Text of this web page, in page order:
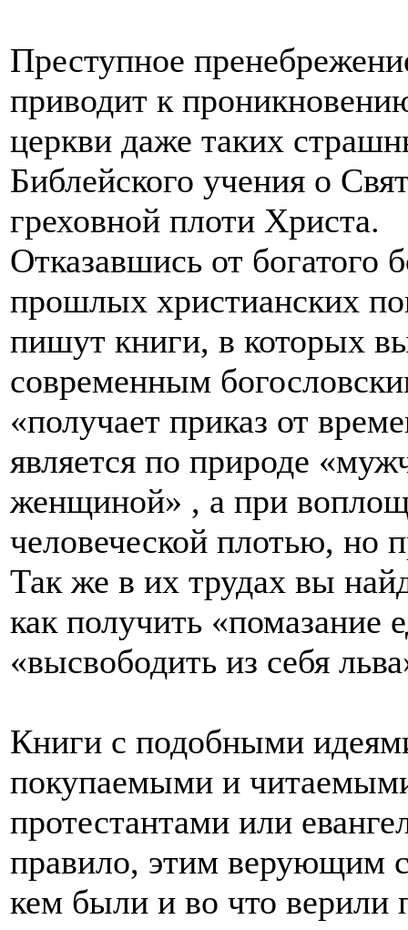
Преступное
приводит к
церкви даже таких
Библейского учения о
греховной плоти Христа.
Отказавшись от богатого
прошлых христианских
пишут книги, в которых
современным
«получает приказ от
является по природе
женщиной» , а при
человеческой плотью, но
Так же в их трудах вы
как получить «помазание
«высвободить из себя
Книги с подобными
покупаемыми и
протестантами или
правило, этим верующим
кем были и во что верили